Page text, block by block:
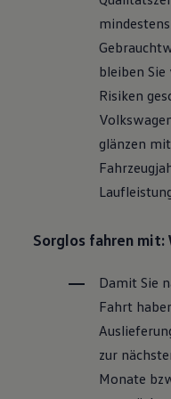
Räder
Pannen-
Zubehör
Schutz
Transport
Wallbox
Handy
Über Ihr Auto
Warn-
Digitale
bleiben
Risiken
glänzen
Sorglos fahren
Damit Sie
Fahrt
zur
Monate